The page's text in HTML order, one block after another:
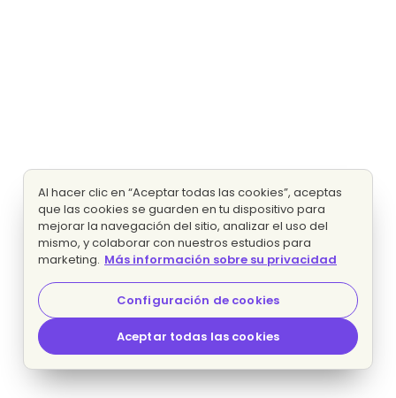
Al hacer clic en “Aceptar todas las cookies”, aceptas
que las cookies se guarden en tu dispositivo para
mejorar la navegación del sitio, analizar el uso del
mismo, y colaborar con nuestros estudios para
marketing. Más información sobre su privacidad
Configuración de cookies
Aceptar todas las cookies